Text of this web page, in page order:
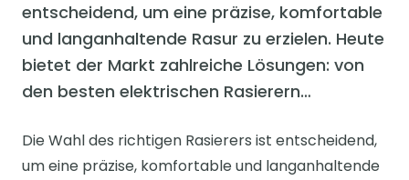
entscheidend, um eine präzise, komfortable
und langanhaltende Rasur zu erzielen. Heute
bietet der Markt zahlreiche Lösungen: von
den besten elektrischen Rasierern…
Die Wahl des richtigen Rasierers ist entscheidend,
um eine präzise, komfortable und langanhaltende